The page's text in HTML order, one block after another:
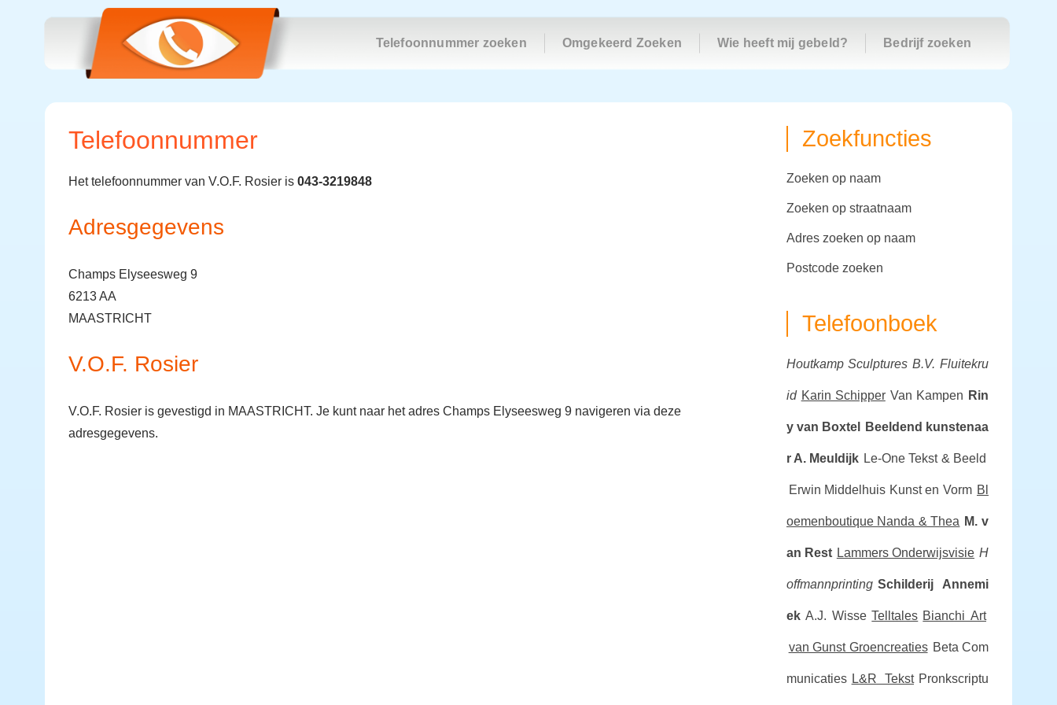
Telefoonnummer zoeken Omgekeerd Zoeken Wie heeft mij gebeld? Bedrijf zoeken
Telefoonnummer
Het telefoonnummer van V.O.F. Rosier is 043-3219848
Adresgegevens
Champs Elyseesweg 9
6213 AA
MAASTRICHT
V.O.F. Rosier
V.O.F. Rosier is gevestigd in MAASTRICHT. Je kunt naar het adres Champs Elyseesweg 9 navigeren via deze
adresgegevens.
Zoekfuncties
zoeken op naam
zoeken op straatnaam
adres zoeken op naam
postcode zoeken
Telefoonboek
Houtkamp Sculptures B.V. Fluitekru
id Karin Schipper Van Kampen Rin
y van Boxtel Beeldend kunstenaa
r A. Meuldijk Le-One Tekst & Beeld
Erwin Middelhuis Kunst en Vorm Bl
oemenboutique Nanda & Thea M. v
an Rest Lammers Onderwijsvisie H
offmannprinting Schilderij Annemi
ek A.J. Wisse Telltales Bianchi Art
van Gunst Groencreaties Beta Com
municaties L&R Tekst Pronkscriptu